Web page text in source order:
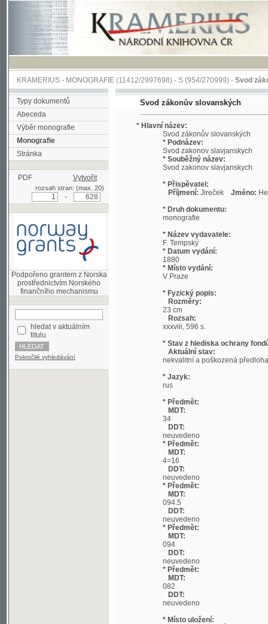
KRAMERIUS-MONOGRAFIE(11412/2997698) -S (954/270999)-Svod zákonův
Typy dokumentů
Abeceda
Výběr monografie
Monografie
Stránka
PDF Vytvořit
rozsah stran: (max. 20)
Podpořeno grantem z Norska
prostřednictvím Norského
hledat v aktuálním
titulu
Pokročilé vyhledávání
Svod zákonův slovanských
* Hlavní název:
Svod zákonův slovanských
* Podnázev:
Svod zakonov slavjanskych
* Souběžný název:
Svod zakonov slavjanskych
* Přispěvatel:
* Druh dokumentu:
monografie
* Název vydavatele:
F. Tempský
1880
* Místo vydání:
V Praze
* Fyzický popis:
Rozměry:
Rozsah:
xxxviii, 596 s.
* Stav z hlediska ochrany fondů:
Aktuální stav:
nekvalitní a poškozená předloha;
* Jazyk:
MDT:
DDT:
* Předmět:
MDT:
4=16
neuvedeno
* Předmět:
MDT:
094.5
DDT:
neuvedeno
* Předmět:
MDT:
DDT:
neuvedeno
* Předmět:
MDT:
DDT:
neuvedeno
* Místo uložení:
Národní knihovna České republiky
* Signatura:
54 E 001293
* URI: